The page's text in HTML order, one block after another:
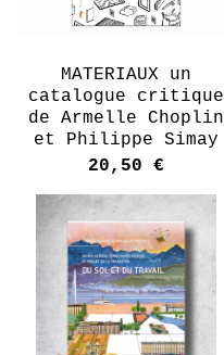
MATERIAUX un
catalogue critique
de Armelle Choplin
et Philippe Simay
20,50 €